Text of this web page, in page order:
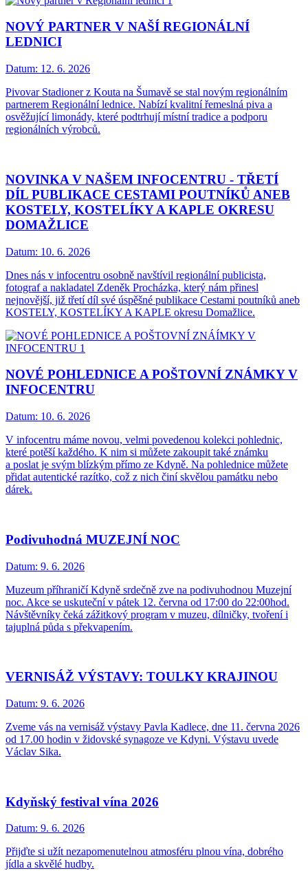
NOVÝ PARTNER V NAŠÍ REGIONÁLNÍ
LEDNICI
Datum: 12. 6. 2026
Pivovar Stadioner z Kouta na Šumavě se stal novým regionálním
partnerem Regionální lednice. Nabízí kvalitní řemeslná piva a
osvěžující limonády, které podtrhují místní tradice a podporu
regionálních výrobců.
NOVINKA V NAŠEM INFOCENTRU - TŘETÍ
DÍL PUBLIKACE CESTAMI POUTNÍKŮ ANEB
KOSTELY, KOSTELÍKY A KAPLE OKRESU
DOMAŽLICE
Datum: 10. 6. 2026
Dnes nás v infocentru osobně navštívil regionální publicista,
fotograf a nakladatel Zdeněk Procházka, který nám přinesl
nejnovější, již třetí díl své úspěšné publikace Cestami poutníků aneb
KOSTELY, KOSTELÍKY A KAPLE okresu Domažlice.
NOVÉ POHLEDNICE A POŠTOVNÍ ZNÁMKY V
INFOCENTRU
Datum: 10. 6. 2026
V infocentru máme novou, velmi povedenou kolekci pohlednic,
které potěší každého. K nim si můžete zakoupit také známku
a poslat je svým blízkým přímo ze Kdyně. Na pohlednice můžete
přidat autentické razítko, což z nich činí skvělou památku nebo
dárek.
Podivuhodná MUZEJNÍ NOC
Datum: 9. 6. 2026
Muzeum příhraničí Kdyně srdečně zve na podivuhodnou Muzejní
noc. Akce se uskuteční v pátek 12. června od 17:00 do 22:00hod.
Návštěvníky čeká zážitkový program v muzeu, dílničky, tvoření i
tajuplná půda s překvapením.
VERNISÁŽ VÝSTAVY: TOULKY KRAJINOU
Datum: 9. 6. 2026
Zveme vás na vernisáž výstavy Pavla Kadlece, dne 11. června 2026
od 17.00 hodin v židovské synagoze ve Kdyni. Výstavu uvede
Václav Sika.
Kdyňský festival vína 2026
Datum: 9. 6. 2026
Přijďte si užít nezapomenutelnou atmosféru plnou vína, dobrého
jídla a skvělé hudby.